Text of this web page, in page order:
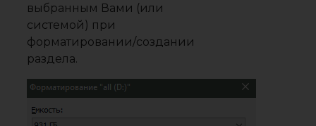
выбранным Вами (или
системой) при
форматировании/создании
раздела.